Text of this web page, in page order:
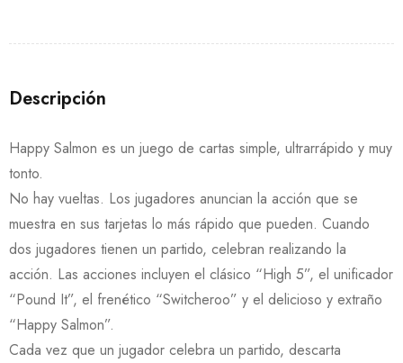
Descripción
Happy Salmon es un juego de cartas simple, ultrarrápido y muy
tonto.
No hay vueltas. Los jugadores anuncian la acción que se
muestra en sus tarjetas lo más rápido que pueden. Cuando
dos jugadores tienen un partido, celebran realizando la
acción. Las acciones incluyen el clásico “High 5”, el unificador
“Pound It”, el frenético “Switcheroo” y el delicioso y extraño
“Happy Salmon”.
Cada vez que un jugador celebra un partido, descarta